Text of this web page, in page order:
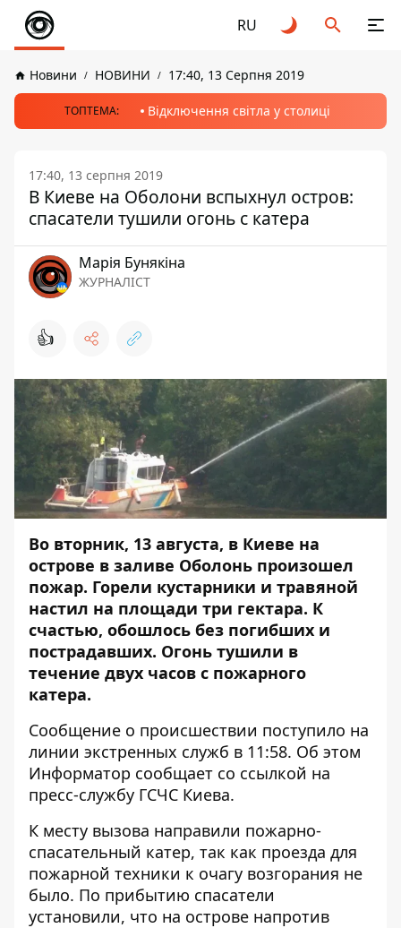
RU
Новини НОВИНИ 17:40, 13 Серпня 2019
ТОПТЕМА: Відключення світла у столиці
17:40, 13 серпня 2019
В Киеве на Оболони вспыхнул остров:
спасатели тушили огонь с катера
Марія Бунякіна
ЖУРНАЛІСТ
👍
Во вторник, 13 августа, в Киеве на
острове в заливе Оболонь произошел
пожар. Горели кустарники и травяной
настил на площади три гектара. К
счастью, обошлось без погибших и
пострадавших. Огонь тушили в
течение двух часов с пожарного
катера.
Сообщение о происшествии поступило на
линии экстренных служб в 11:58. Об этом
Информатор сообщает со ссылкой на
пресс-службу ГСЧС Киева.
К месту вызова направили пожарно-
спасательный катер, так как проезда для
пожарной техники к очагу возгорания не
было. По прибытию спасатели
установили, что на острове напротив